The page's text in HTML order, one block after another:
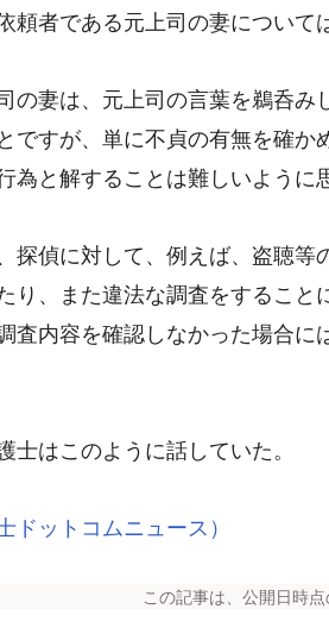
頼者である元上司の妻について
の妻は、元上司の言葉を鵜呑
ですが、単に不貞の有無を確
為と解することは難しいように
探偵に対して、例えば、盗聴
り、また違法な調査をするこ
査内容を確認しなかった場合
士はこのように話していた。
ドットコムニュース）
この記事は、公開日時